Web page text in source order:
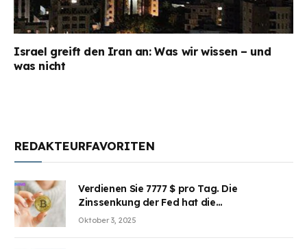
Israel greift den Iran an: Was wir wissen – und
was nicht
REDAKTEURFAVORITEN
Verdienen Sie 7777 $ pro Tag. Die
Zinssenkung der Fed hat die
Aufmerksamkeit des Marktes erregt.
Oktober 3, 2025